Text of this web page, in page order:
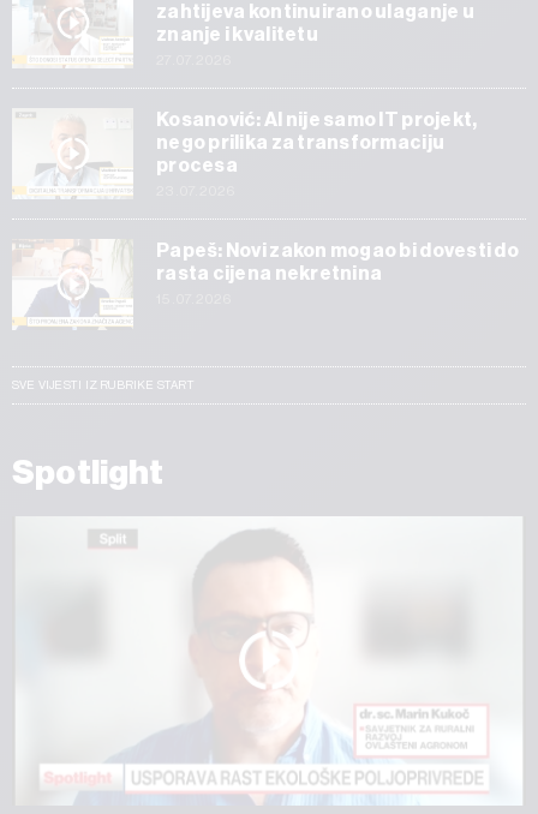
zahtijeva kontinuirano ulaganje u
znanje i kvalitetu
Kosanović: AI nije samo IT projekt,
nego prilika za transformaciju
procesa
Papeš: Novi zakon mogao bi dovesti do
rasta cijena nekretnina
SVE VIJESTI IZ RUBRIKE START
Spotlight